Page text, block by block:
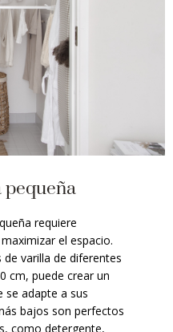
pequeña
requiere
el espacio.
varilla de diferentes
cm, puede crear un
se adapte a sus
bajos son perfectos
como detergente,